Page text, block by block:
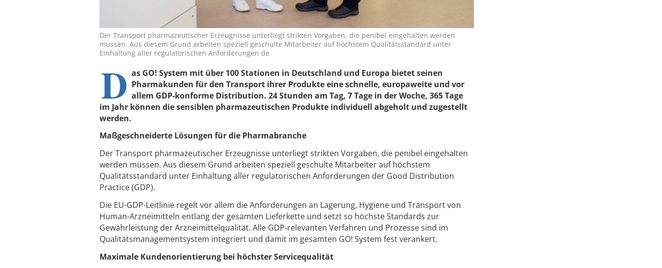
Der Transport pharmazeutischer Erzeugnisse unterliegt strikten Vorgaben, die penibel eingehalten werden
müssen. Aus diesem Grund arbeiten speziell geschulte Mitarbeiter auf höchstem Qualitätsstandard unter
Einhaltung aller regulatorischen Anforderungen de
D as GO! System mit über 100 Stationen in Deutschland und Europa bietet seinen
Pharmakunden für den Transport ihrer Produkte eine schnelle, europaweite und vor
allem GDP-konforme Distribution. 24 Stunden am Tag, 7 Tage in der Woche, 365 Tage
im Jahr können die sensiblen pharmazeutischen Produkte individuell abgeholt und zugestellt
werden.
Maßgeschneiderte Lösungen für die Pharmabranche
Der Transport pharmazeutischer Erzeugnisse unterliegt strikten Vorgaben, die penibel eingehalten
werden müssen. Aus diesem Grund arbeiten speziell geschulte Mitarbeiter auf höchstem
Qualitätsstandard unter Einhaltung aller regulatorischen Anforderungen der Good Distribution
Practice (GDP).
Die EU-GDP-Leitlinie regelt vor allem die Anforderungen an Lagerung, Hygiene und Transport von
Human-Arzneimitteln entlang der gesamten Lieferkette und setzt so höchste Standards zur
Gewährleistung der Arzneimittelqualität. Alle GDP-relevanten Verfahren und Prozesse sind im
Qualitätsmanagementsystem integriert und damit im gesamten GO! System fest verankert.
Maximale Kundenorientierung bei höchster Servicequalität